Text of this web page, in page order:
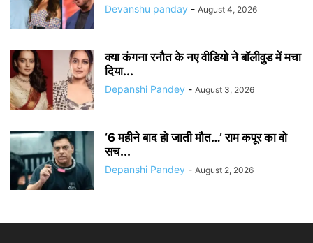
Devanshu panday - August 4, 2026
क्या कंगना रनौत के नए वीडियो ने बॉलीवुड में मचा
दिया...
Depanshi Pandey - August 3, 2026
‘6 महीने बाद हो जाती मौत…’ राम कपूर का वो
सच...
Depanshi Pandey - August 2, 2026